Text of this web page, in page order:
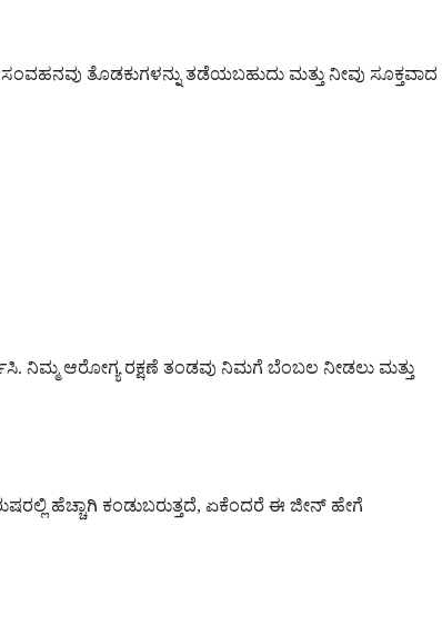
ತೊಡಕುಗಳನ್ನು ತಡೆಯಬಹುದು ಮತ್ತು ನೀವು ಸೂಕ್ತವಾದ
ನಿಮ್ಮ ಆರೋಗ್ಯ ರಕ್ಷಣೆ ತಂಡವು ನಿಮಗೆ ಬೆಂಬಲ ನೀಡಲು ಮತ್ತು
ಹೆಚ್ಚಾಗಿ ಕಂಡುಬರುತ್ತದೆ, ಏಕೆಂದರೆ ಈ ಜೀನ್ ಹೇಗೆ